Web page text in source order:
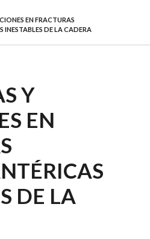
EN FRACTURAS
INESTABLES DE LA CADERA
Y
EN
DE LA